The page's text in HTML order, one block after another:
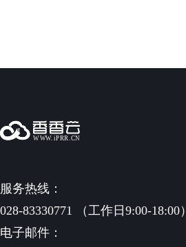
服务热线：
028-83330771 （工作日9:00-18:00）
电子邮件：